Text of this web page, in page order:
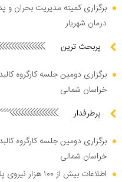
برگزاری کمیته مدیریت بحران و
درمان شهریار
پربحث ترین
برگزاری دومین جلسه کارگروه
خراسان شمالی
پرطرفدار
برگزاری دومین جلسه کارگروه
خراسان شمالی
اطلاعات بیش از ۱۰۰ هزار نیروی پلیس و کارمند امنیتی بریتانیا هک شد